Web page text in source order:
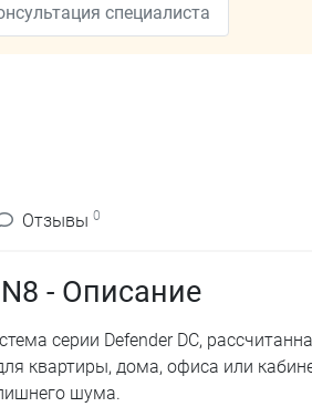
специалиста
Отзывы 0
- Описание
серии Defender DC,
квартиры, дома, офиса или
шума.